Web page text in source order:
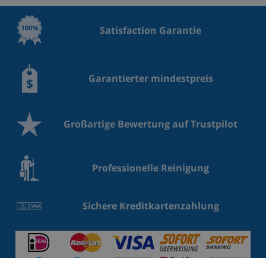
Satisfaction Garantie
Garantierter mindestpreis
Großartige Bewertung auf Trustpilot
Professionelle Reinigung
Sichere Kreditkartenzahlung